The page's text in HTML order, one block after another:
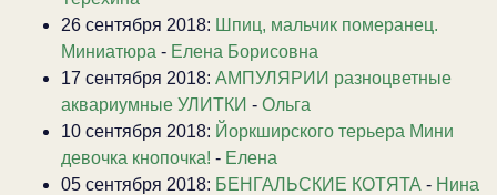
26 сентября 2018: Шпиц, мальчик померанец.
Миниатюра - Елена Борисовна
17 сентября 2018: АМПУЛЯРИИ разноцветные
аквариумные УЛИТКИ - Ольга
10 сентября 2018: Йоркширского терьера Мини
девочка кнопочка! - Елена
05 сентября 2018: БЕНГАЛЬСКИЕ КОТЯТА - Нина